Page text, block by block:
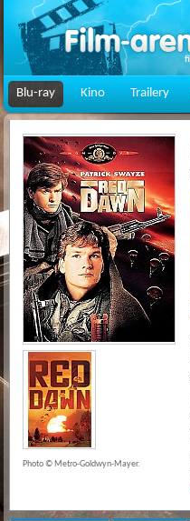
Blu-ray Kino Trailery
Photo © Metro-Goldwyn-Mayer.